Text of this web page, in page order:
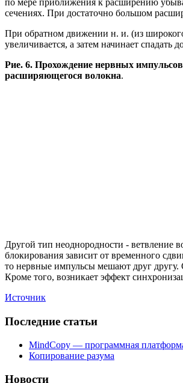
по мере приближения к расширению
сечениях. При достаточно большом
При обратном движении н. и. (из
увеличивается, а затем начинает спадать
Рие. 6. Прохождение нервных
расширяющегося волокна.
Другой тип неоднородности - ветвление
блокирования зависит от временного
то нервные импульсы мешают друг другу.
Кроме того, возникает эффект
Источник
Последние статьи
MindCopy — программная
Копирование разума
Новости